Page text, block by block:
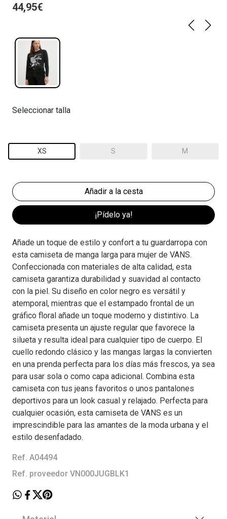
44,95€
Seleccionar talla
XS S M
¡Pídelo ya!
Añade un toque de estilo y confort a tu guardarropa con
esta camiseta de manga larga para mujer de VANS.
Confeccionada con materiales de alta calidad, esta
camiseta garantiza durabilidad y suavidad al contacto
con la piel. Su diseño en color negro es versátil y
atemporal, mientras que el estampado frontal de un
gráfico floral añade un toque moderno y distintivo. La
camiseta presenta un ajuste regular que favorece la
silueta y resulta ideal para cualquier tipo de cuerpo. El
cuello redondo clásico y las mangas largas la convierten
en una prenda perfecta para los días más frescos, ya sea
para usar sola o como capa adicional. Combina esta
camiseta con tus jeans favoritos o unos pantalones
deportivos para un look casual y relajado. Perfecta para
cualquier ocasión, esta camiseta de VANS es un
imprescindible para las amantes de la moda urbana y el
estilo desenfadado.
Ref. A04494
Ref. proveedor VN000JUGBLK1